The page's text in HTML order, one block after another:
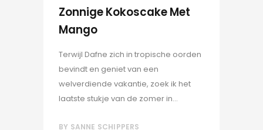
Zonnige Kokoscake Met
Mango
Terwijl Dafne zich in tropische oorden
bevindt en geniet van een
welverdiende vakantie, zoek ik het
laatste stukje van de zomer in...
BY SANNE SCHIPPERS